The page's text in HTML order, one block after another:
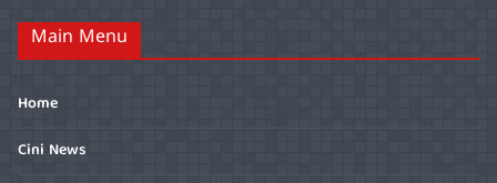
Main Menu
Home
Cini News